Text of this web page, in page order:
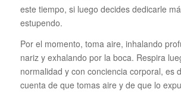
este tiempo, si luego decides dedicarle
estupendo.
Por el momento, toma aire, inhalando
nariz y exhalando por la boca. Respira
normalidad y con conciencia corporal, es
cuenta de que tomas aire y de que lo